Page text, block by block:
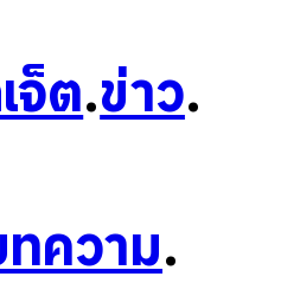
จ็ต.ข่าว.
ความ.